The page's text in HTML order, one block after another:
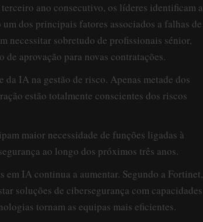
terceiro ano consecutivo, os líderes identificam a
dos principais fatores associados a falhas de
necessitar sobretudo de profissionais sénior,
aprovação para novas contratações.
IA na gestão de risco. Apenas metade dos
estão totalmente conscientes dos riscos
maior necessidade de funções ligadas à
ao longo dos próximos três anos.
em IA continua a aumentar. Segundo a Fortinet,
soluções de cibersegurança com capacidades
tornam as equipas mais eficientes.